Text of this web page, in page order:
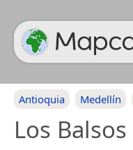
Antioquia Medellín
Los